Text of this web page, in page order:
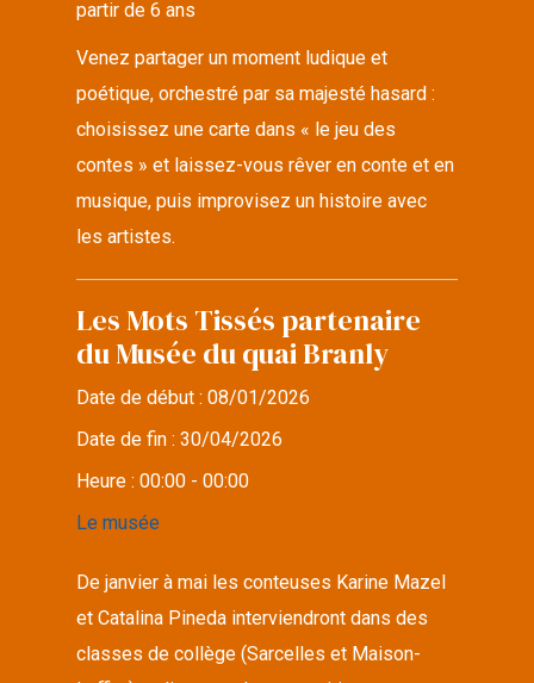
partir de 6 ans
Venez partager un moment ludique et
poétique, orchestré par sa majesté hasard :
choisissez une carte dans « le jeu des
contes » et laissez-vous rêver en conte et en
musique, puis improvisez un histoire avec
les artistes.
Les Mots Tissés partenaire
du Musée du quai Branly
Date de début :08/01/2026
Date de fin :30/04/2026
Heure :00:00 - 00:00
Le musée
De janvier à mai les conteuses Karine Mazel
et Catalina Pineda interviendront dans des
classes de collège (Sarcelles et Maison-